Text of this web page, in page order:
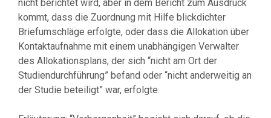
nicht berichtet wird, aber in dem Bericht zum Ausdruck
kommt, dass die Zuordnung mit Hilfe blickdichter
Briefumschläge erfolgte, oder dass die Allokation über
Kontaktaufnahme mit einem unabhängigen Verwalter
des Allokationsplans, der sich “nicht am Ort der
Studiendurchführung” befand oder “nicht anderweitig an
der Studie beteiligt” war, erfolgte.